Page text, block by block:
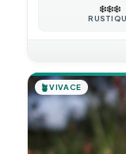
❄️❄️❄️
🪴VIVACE